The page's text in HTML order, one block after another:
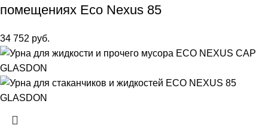
помещениях Eco Nexus 85
34 752 руб.